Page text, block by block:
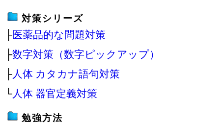
対策シリーズ
├医薬品的な問題対策
├数字対策（数字ピックアップ）
├人体 カタカナ語句対策
└人体 器官定義対策
勉強方法